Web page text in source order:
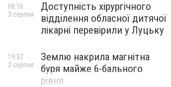
Доступність хірургічного
відділення обласної дитячої
лікарні перевірили у Луцьку
08:16
3 серпня
Землю накрила магнітна
буря майже 6-бального
рівня
19:37
2 серпня